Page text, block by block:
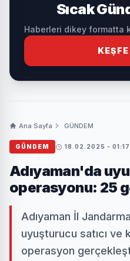
Sıcak
Haberleri dikey formatta
Ana Sayfa GÜNDEM
GÜNDEM 18.02.2025 - 01:17
Adıyaman'da
operasyonu: 25
Adıyaman İl
uyuşturucu satıcı ve
operasyon